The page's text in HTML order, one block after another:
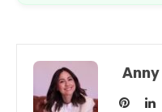
Anny